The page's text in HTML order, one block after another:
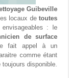
Guibeville
locaux detoutes
: le
de surface
fait appel à un
comme étant
disponible.